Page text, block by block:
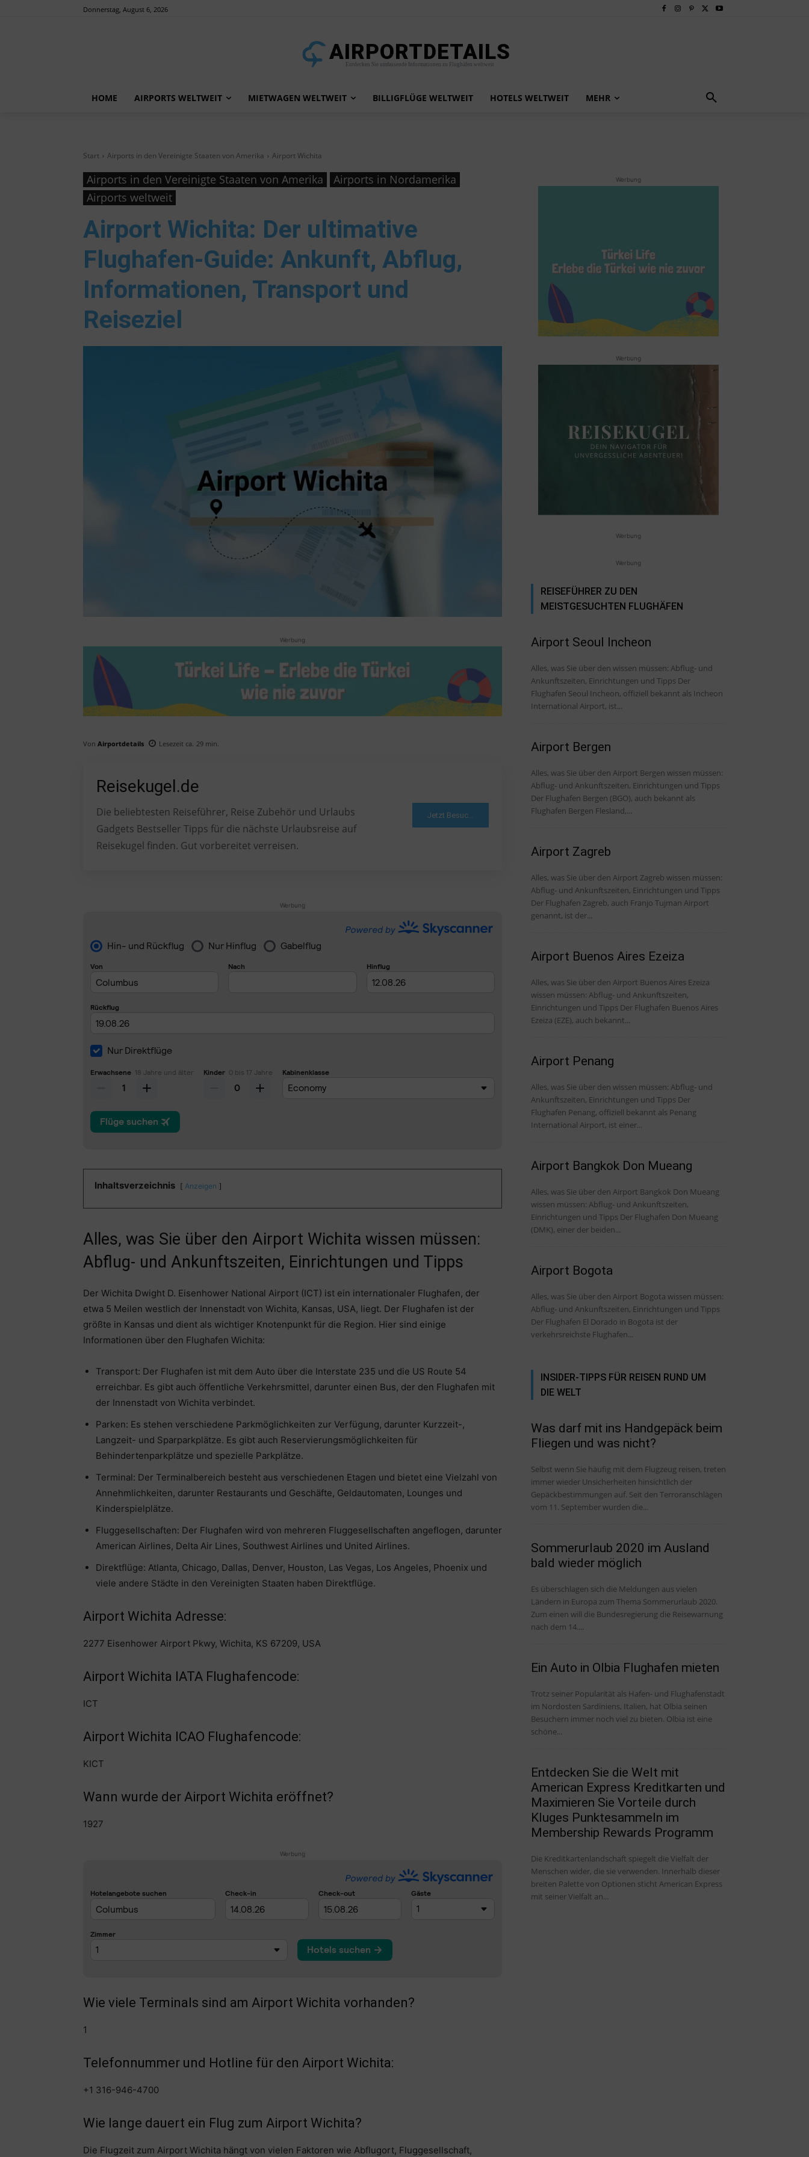
Donnerstag, August 6, 2026
AIRPORTDETAILS
Entdecken Sie umfassende Informationen zu Flughäfen weltweit
HOME AIRPORTS WELTWEIT MIETWAGEN WELTWEIT BILLIGFLÜGE WELTWEIT HOTELS WELTWEIT MEHR
Start Airports in den Vereinigte Staaten von Amerika Airport Wichita
Airports in den Vereinigte Staaten von Amerika
Airports in Nordamerika
Airports weltweit
Airport Wichita: Der ultimative
Flughafen-Guide: Ankunft, Abflug,
Informationen, Transport und
Reiseziel
Werbung
Von Airportdetails Lesezeit ca. 29 min.
Reisekugel.de
Die beliebtesten Reiseführer, Reise Zubehör und Urlaubs
Gadgets Bestseller Tipps für die nächste Urlaubsreise auf
Reisekugel finden. Gut vorbereitet verreisen.
Werbung
Inhaltsverzeichnis Anzeigen
Alles, was Sie über den Airport Wichita wissen müssen:
Abflug- und Ankunftszeiten, Einrichtungen und Tipps
Der Wichita Dwight D. Eisenhower National Airport (ICT) ist ein internationaler Flughafen, der
etwa 5 Meilen westlich der Innenstadt von Wichita, Kansas, USA, liegt. Der Flughafen ist der
größte in Kansas und dient als wichtiger Knotenpunkt für die Region. Hier sind einige
Informationen über den Flughafen Wichita:
Transport: Der Flughafen ist mit dem Auto über die Interstate 235 und die US Route 54
erreichbar. Es gibt auch öffentliche Verkehrsmittel, darunter einen Bus, der den Flughafen mit
der Innenstadt von Wichita verbindet.
Parken: Es stehen verschiedene Parkmöglichkeiten zur Verfügung, darunter Kurzzeit-,
Langzeit- und Sparparkplätze. Es gibt auch Reservierungsmöglichkeiten für
Behindertenparkplätze und spezielle Parkplätze.
Terminal: Der Terminalbereich besteht aus verschiedenen Etagen und bietet eine Vielzahl von
Annehmlichkeiten, darunter Restaurants und Geschäfte, Geldautomaten, Lounges und
Kinderspielplätze.
Fluggesellschaften: Der Flughafen wird von mehreren Fluggesellschaften angeflogen, darunter
American Airlines, Delta Air Lines, Southwest Airlines und United Airlines.
Direktflüge: Atlanta, Chicago, Dallas, Denver, Houston, Las Vegas, Los Angeles, Phoenix und
viele andere Städte in den Vereinigten Staaten haben Direktflüge.
Airport Wichita Adresse:
2277 Eisenhower Airport Pkwy, Wichita, KS 67209, USA
Airport Wichita IATA Flughafencode:
ICT
Airport Wichita ICAO Flughafencode:
KICT
Wann wurde der Airport Wichita eröffnet?
1927
Werbung
Wie viele Terminals sind am Airport Wichita vorhanden?
1
Telefonnummer und Hotline für den Airport Wichita:
+1 316-946-4700
Wie lange dauert ein Flug zum Airport Wichita?
Die Flugzeit zum Airport Wichita hängt von vielen Faktoren wie Abflugort, Fluggesellschaft,
Werbung
Werbung
Werbung
Werbung
REISEFÜHRER ZU DEN
MEISTGESUCHTEN FLUGHÄFEN
Airport Seoul Incheon
Alles, was Sie über den wissen müssen: Abflug- und
Ankunftszeiten, Einrichtungen und Tipps Der
Flughafen Seoul Incheon, offiziell bekannt als Incheon
International Airport, ist...
Airport Bergen
Alles, was Sie über den Airport Bergen wissen müssen:
Abflug- und Ankunftszeiten, Einrichtungen und Tipps
Der Flughafen Bergen (BGO), auch bekannt als
Flughafen Bergen Flesland,...
Airport Zagreb
Alles, was Sie über den Airport Zagreb wissen müssen:
Abflug- und Ankunftszeiten, Einrichtungen und Tipps
Der Flughafen Zagreb, auch Franjo Tujman Airport
genannt, ist der...
Airport Buenos Aires Ezeiza
Alles, was Sie über den Airport Buenos Aires Ezeiza
wissen müssen: Abflug- und Ankunftszeiten,
Einrichtungen und Tipps Der Flughafen Buenos Aires
Ezeiza (EZE), auch bekannt...
Airport Penang
Alles, was Sie über den wissen müssen: Abflug- und
Ankunftszeiten, Einrichtungen und Tipps Der
Flughafen Penang, offiziell bekannt als Penang
International Airport, ist einer...
Airport Bangkok Don Mueang
Alles, was Sie über den Airport Bangkok Don Mueang
wissen müssen: Abflug- und Ankunftszeiten,
Einrichtungen und Tipps Der Flughafen Don Mueang
(DMK), einer der beiden...
Airport Bogota
Alles, was Sie über den Airport Bogota wissen müssen:
Abflug- und Ankunftszeiten, Einrichtungen und Tipps
Der Flughafen El Dorado in Bogota ist der
verkehrsreichste Flughafen...
INSIDER-TIPPS FÜR REISEN RUND UM
DIE WELT
Was darf mit ins Handgepäck beim
Fliegen und was nicht?
Selbst wenn Sie häufig mit dem Flugzeug reisen, treten
immer wieder Unsicherheiten hinsichtlich der
Gepäckbestimmungen auf. Seit den Terroranschlägen
vom 11. September wurden die...
Sommerurlaub 2020 im Ausland
bald wieder möglich
Es überschlagen sich die Meldungen aus vielen
Ländern in Europa zum Thema Sommerurlaub 2020.
Zum einen will die Bundesregierung die Reisewarnung
nach dem 14....
Ein Auto in Olbia Flughafen mieten
Trotz seiner Popularität als Hafen- und Flughafenstadt
im Nordosten Sardiniens, Italien, hat Olbia seinen
Besuchern immer noch viel zu bieten. Olbia ist eine
schöne...
Entdecken Sie die Welt mit
American Express Kreditkarten und
Maximieren Sie Vorteile durch
Kluges Punktesammeln im
Membership Rewards Programm
Die Kreditkartenlandschaft spiegelt die Vielfalt der
Menschen wider, die sie verwenden. Innerhalb dieser
breiten Palette von Optionen sticht American Express
mit seiner Vielfalt an...